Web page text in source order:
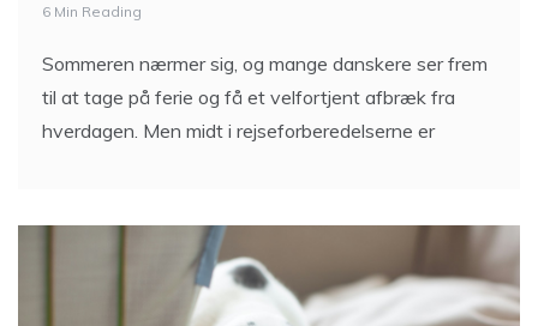
6 Min Reading
Sommeren nærmer sig, og mange danskere ser frem
til at tage på ferie og få et velfortjent afbræk fra
hverdagen. Men midt i rejseforberedelserne er